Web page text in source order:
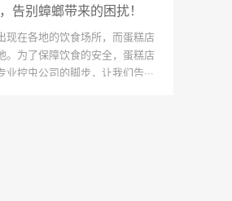
告别蟑螂带来的困扰！
现在各地的饮食场所，而蛋糕店
。为了保障饮食的安全，蛋糕店
控虫公司的脚步，让我们告···